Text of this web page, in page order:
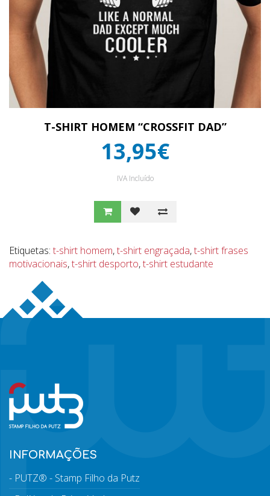
T-SHIRT HOMEM “CROSSFIT DAD”
13,95€
IVA Incluído
Etiquetas: t-shirt homem,t-shirt engraçada,t-shirt frases
motivacionais,t-shirt desporto,t-shirt estudante
INFORMAÇÕES
PUTZ® - Stamp Filho da Putz